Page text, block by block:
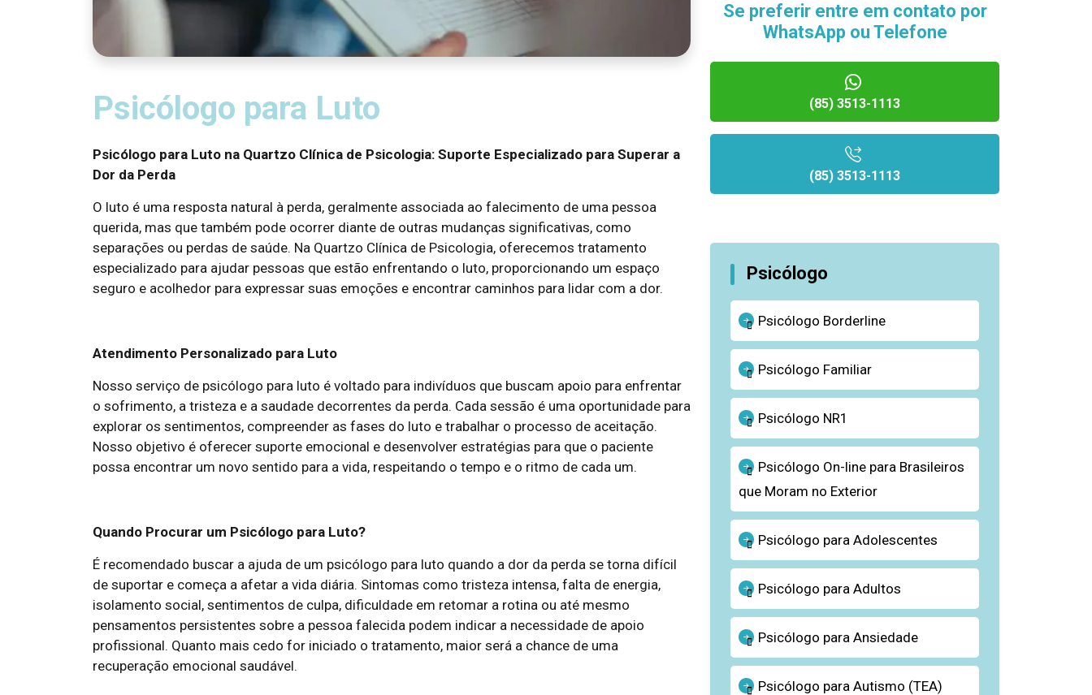
Psicólogo para Luto
Psicólogo para Luto na Quartzo Clínica de Psicologia: Suporte Especializado para Superar a
Dor da Perda
O luto é uma resposta natural à perda, geralmente associada ao falecimento de uma pessoa
querida, mas que também pode ocorrer diante de outras mudanças significativas, como
separações ou perdas de saúde. Na Quartzo Clínica de Psicologia, oferecemos tratamento
especializado para ajudar pessoas que estão enfrentando o luto, proporcionando um espaço
seguro e acolhedor para expressar suas emoções e encontrar caminhos para lidar com a dor.
Atendimento Personalizado para Luto
Nosso serviço de psicólogo para luto é voltado para indivíduos que buscam apoio para enfrentar
o sofrimento, a tristeza e a saudade decorrentes da perda. Cada sessão é uma oportunidade para
explorar os sentimentos, compreender as fases do luto e trabalhar o processo de aceitação.
Nosso objetivo é oferecer suporte emocional e desenvolver estratégias para que o paciente
possa encontrar um novo sentido para a vida, respeitando o tempo e o ritmo de cada um.
Quando Procurar um Psicólogo para Luto?
É recomendado buscar a ajuda de um psicólogo para luto quando a dor da perda se torna difícil
de suportar e começa a afetar a vida diária. Sintomas como tristeza intensa, falta de energia,
isolamento social, sentimentos de culpa, dificuldade em retomar a rotina ou até mesmo
pensamentos persistentes sobre a pessoa falecida podem indicar a necessidade de apoio
profissional. Quanto mais cedo for iniciado o tratamento, maior será a chance de uma
recuperação emocional saudável.
Se preferir entre em contato por
WhatsApp ou Telefone
(85) 3513-1113
(85) 3513-1113
Psicólogo
Psicólogo Borderline
Psicólogo Familiar
Psicólogo NR1
Psicólogo On-line para Brasileiros
que Moram no Exterior
Psicólogo para Adolescentes
Psicólogo para Adultos
Psicólogo para Ansiedade
Psicólogo para Autismo (TEA)